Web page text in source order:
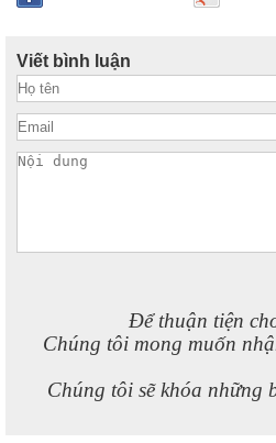
Viết bình luận
Để thuận tiện
Chúng tôi mong muốn
Chúng tôi sẽ khóa những